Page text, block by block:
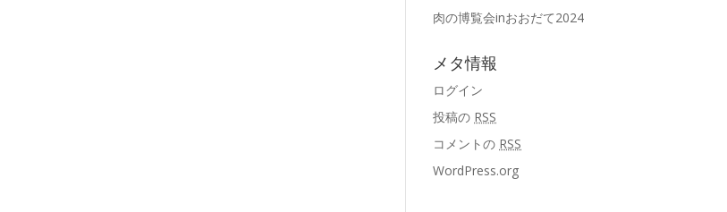
肉の博覧会inおおだて2024
メタ情報
ログイン
投稿の RSS
コメントの RSS
WordPress.org